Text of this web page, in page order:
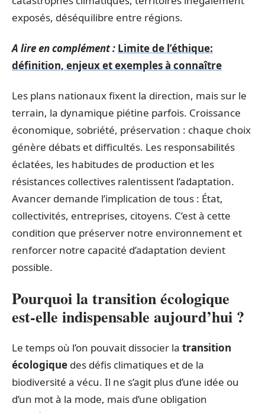
exposés, déséquilibre entre régions.
A lire en complément : Limite de l’éthique:
définition, enjeux et exemples à connaître
Les plans nationaux fixent la direction, mais sur le
terrain, la dynamique piétine parfois. Croissance
économique, sobriété, préservation : chaque choix
génère débats et difficultés. Les responsabilités
éclatées, les habitudes de production et les
résistances collectives ralentissent l’adaptation.
Avancer demande l’implication de tous : État,
collectivités, entreprises, citoyens. C’est à cette
condition que préserver notre environnement et
renforcer notre capacité d’adaptation devient
possible.
Pourquoi la transition écologique
est-elle indispensable aujourd’hui ?
Le temps où l’on pouvait dissocier la transition
écologique des défis climatiques et de la
biodiversité a vécu. Il ne s’agit plus d’une idée ou
d’un mot à la mode, mais d’une obligation